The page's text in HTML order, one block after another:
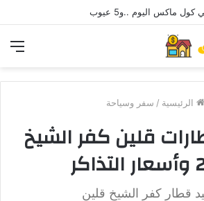
ماكس اليوم ..و5 عيوب
الرئيسية / سفر وسياحة
قلين كفر الشيخ
قطار كفر الشيخ قلين